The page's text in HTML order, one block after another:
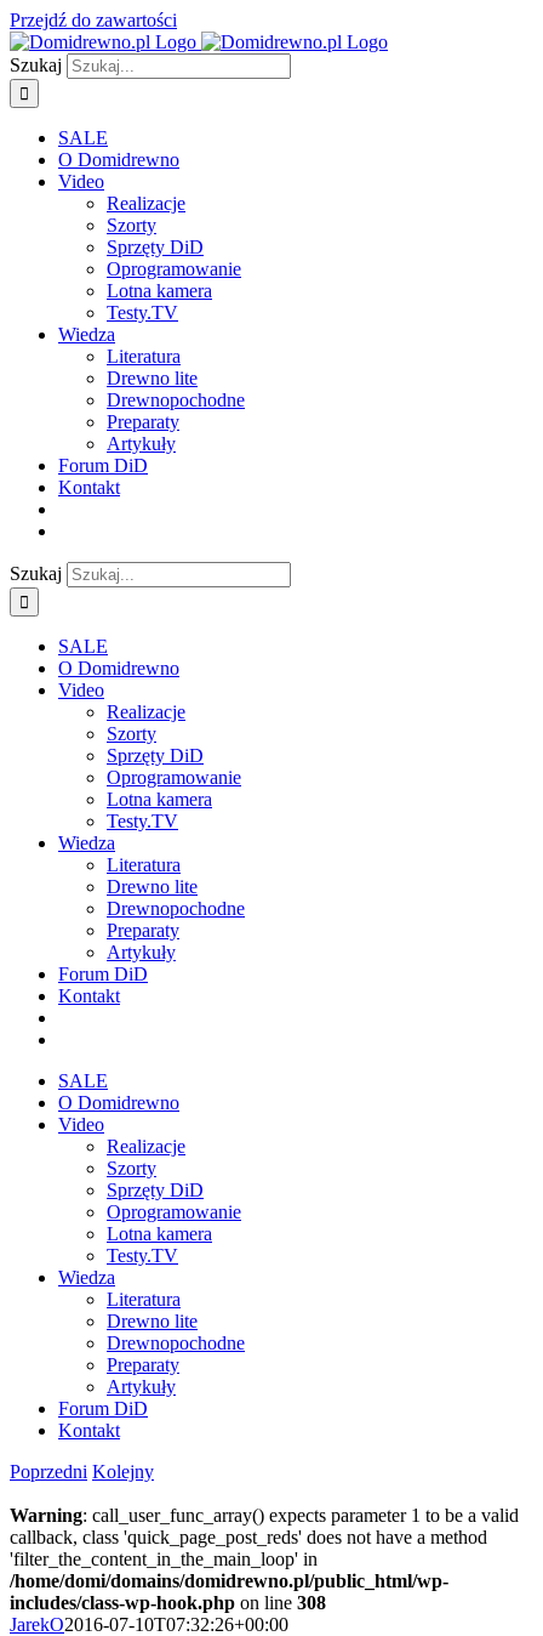
Przejdź do zawartości
Szukaj
SALE
O Domidrewno
Video
Realizacje
Szorty
Sprzęty DiD
Oprogramowanie
Lotna kamera
Testy.TV
Wiedza
Literatura
Drewno lite
Drewnopochodne
Preparaty
Artykuły
Forum DiD
Kontakt
Szukaj
SALE
O Domidrewno
Video
Realizacje
Szorty
Sprzęty DiD
Oprogramowanie
Lotna kamera
Testy.TV
Wiedza
Literatura
Drewno lite
Drewnopochodne
Preparaty
Artykuły
Forum DiD
Kontakt
SALE
O Domidrewno
Video
Realizacje
Szorty
Sprzęty DiD
Oprogramowanie
Lotna kamera
Testy.TV
Wiedza
Literatura
Drewno lite
Drewnopochodne
Preparaty
Artykuły
Forum DiD
Kontakt
Poprzedni Kolejny
Warning: call_user_func_array() expects parameter 1 to be a valid
callback, class 'quick_page_post_reds' does not have a method
'filter_the_content_in_the_main_loop' in
/home/domi/domains/domidrewno.pl/public_html/wp-
includes/class-wp-hook.php on line 308
JarekO2016-07-10T07:32:26+00:00